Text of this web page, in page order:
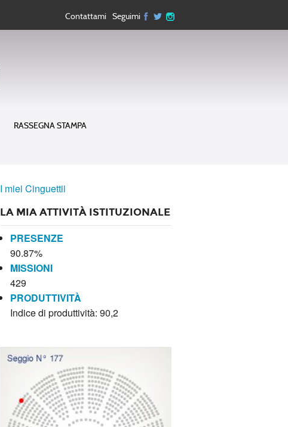
Contattami Seguimi
RASSEGNA STAMPA
I miei Cinguettii
LA MIA ATTIVITÀ ISTITUZIONALE
PRESENZE
90.87%
MISSIONI
429
PRODUTTIVITÀ
Indice di produttività: 90,2